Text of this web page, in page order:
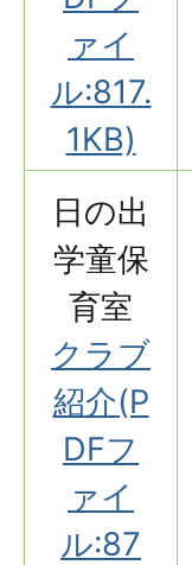
ァイ
ル:817.
1KB)
日の出
学童保
育室
クラブ
紹介(P
DFフ
ァイ
ル:87